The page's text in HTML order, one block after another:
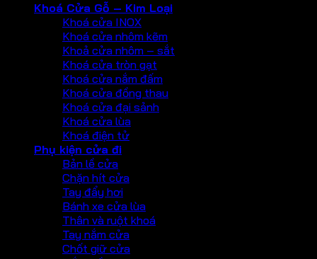
Khoá Cửa Gỗ – Kim Loại
Khoá cửa INOX
Khoá cửa nhôm kẽm
Khoả cửa nhôm – sắt
Khoá cửa tròn gạt
Khoá cửa nắm đấm
Khoá cửa đồng thau
Khoá cửa đại sảnh
Khoá cửa lùa
Khoá điện tử
Phụ kiện cửa đi
Bản lề cửa
Chặn hít cửa
Tay đẩy hơi
Bánh xe cửa lùa
Thân và ruột khoá
Tay nắm cửa
Chốt giữ cửa